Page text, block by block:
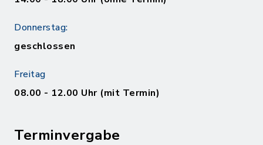
Donnerstag:
geschlossen
Freitag
08.00 - 12.00 Uhr (mit Termin)
Terminvergabe